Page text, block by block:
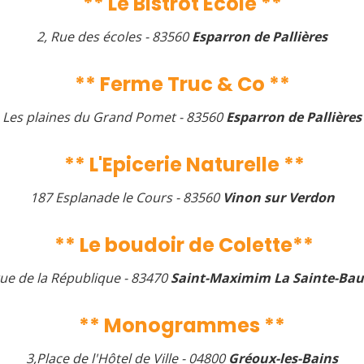
2, Rue des écoles - 83560Esparron de Pallières
** Ferme Truc & Co **
Les plaines du Grand Pomet - 83560Esparron de Pallières
** L'Epicerie Naturelle **
187 Esplanade le Cours - 83560 Vinon sur Verdon
** Le boudoir de Colette**
de la République - 83470Saint-Maximim La Sainte-
** Monogrammes **
3,Place de l'Hôtel de Ville - 04800Gréoux-les-Bains